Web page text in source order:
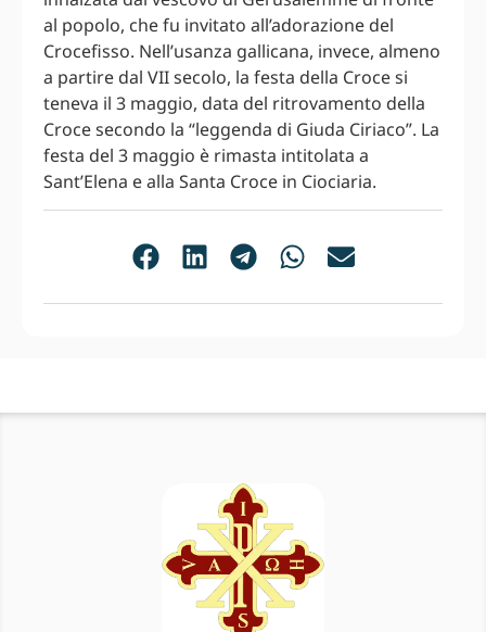
al popolo, che fu invitato all’adorazione del
Crocefisso. Nell’usanza gallicana, invece, almeno
a partire dal VII secolo, la festa della Croce si
teneva il 3 maggio, data del ritrovamento della
Croce secondo la “leggenda di Giuda Ciriaco”. La
festa del 3 maggio è rimasta intitolata a
Sant’Elena e alla Santa Croce in Ciociaria.